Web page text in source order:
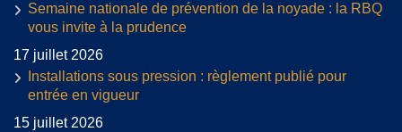
Semaine nationale de prévention de la noyade : la RBQ
vous invite à la prudence
17 juillet 2026
Installations sous pression : règlement publié pour
entrée en vigueur
15 juillet 2026